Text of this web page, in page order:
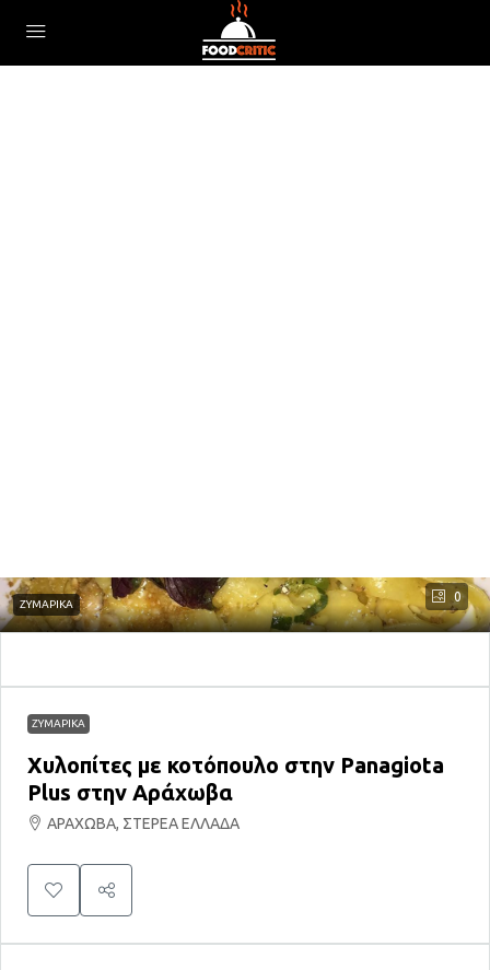
0
ΖΥΜΑΡΙΚΑ
ΖΥΜΑΡΙΚΑ
Χυλοπίτες με κοτόπουλο στην Panagiota
Plus στην Αράχωβα
ΑΡΑΧΩΒΑ, ΣΤΕΡΕΑ ΕΛΛΑΔΑ